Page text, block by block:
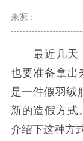
来源：
最近几天，
也要准备拿出
是一件假羽绒
新的造假方式
介绍下这种方